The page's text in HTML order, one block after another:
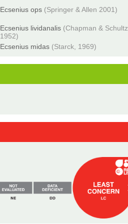
Ecsenius ops (Springer & Allen 2001)
Ecsenius lividanalis (Chapman & Schultz
1952)
Ecsenius midas (Starck, 1969)